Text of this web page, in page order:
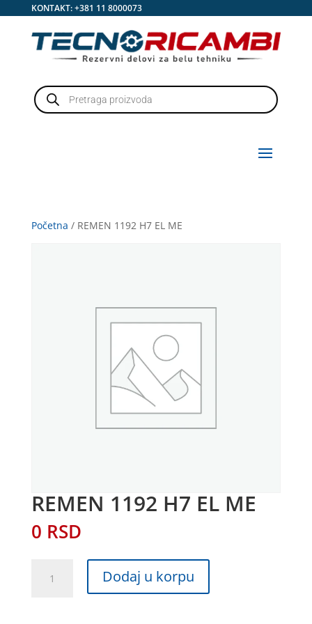
KONTAKT:+381 11 8000073
Products
search
Početna / REMEN 1192 H7 EL ME
REMEN 1192 H7 EL ME
0 RSD
1192
Dodaj u korpu